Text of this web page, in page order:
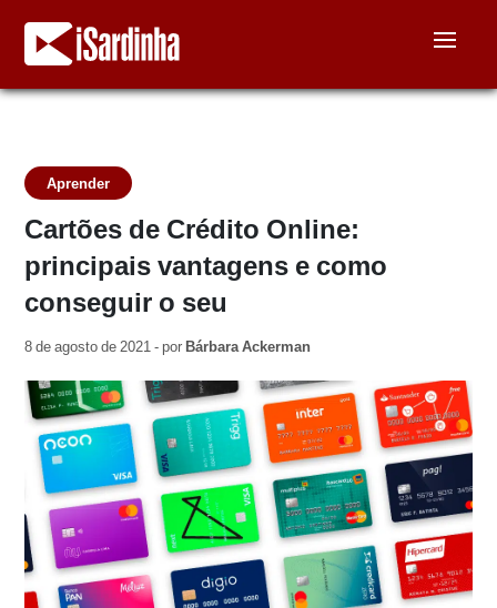
Aprender
Cartões de Crédito Online:
principais vantagens e como
conseguir o seu
8 de agosto de 2021 - por Bárbara Ackerman